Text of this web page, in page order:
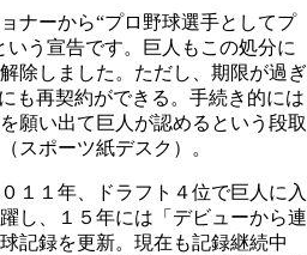
ナーから“プロ野球選手としてプ
いう宣告です。巨人もこの処分に
除しました。ただし、期限が過ぎ
も再契約ができる。手続き的には
願い出て巨人が認めるという段取
スポーツ紙デスク）。
１１年、ドラフト４位で巨人に入
し、１５年には「デビューから連
記録を更新。現在も記録継続中